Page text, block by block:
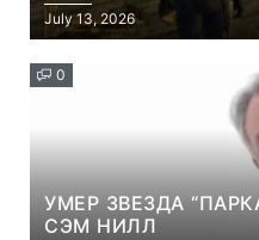
НАМЕРЕННО
July 13, 2026
0
УМЕР ЗВЕЗДА
СЭМ НИЛЛ